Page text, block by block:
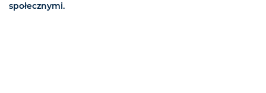
społecznymi.